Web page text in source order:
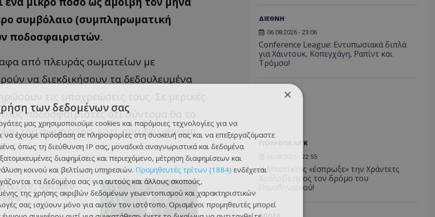
συμβόλαιο (συμπληρωματική
ποδοσφαιριστών.
από πλευράς σωματείων με
να διεκδικήσουν τα δεδουλευμένα
τις υποχρεώσεις τους. Σε μερικές
ποδοσφαιριστές ότι σύντομα θα το
του σωματείου, κάτι που δεν γίνεται
οριακό
ΔΙΕΘΝΗ
06.08.2026 - 23:06
Conference League: Εντυπωσιακά διπλά
για Χάιντουκ, Κοπεγχάγη, Ραπίντ και
Τρόμσο!
ΓΙΟΥΡΟΠΑ ΛΙΓΚ
06.08.2026 - 22:55
Η Μπεσίκτας «έσπρωξε» την Χράντετς
Κράλοβε προς τον δρόμο του
Παναθηναϊκού!
×
των δεδομένων σας
μας χρησιμοποιούμε cookies και παρόμοιες τεχνολογίες για να
να έχουμε πρόσβαση σε πληροφορίες στη συσκευή σας και να επεξεργαζόμαστε
όπως τη διεύθυνση IP σας, μοναδικά αναγνωριστικά και δεδομένα
διαφημίσεις και περιεχόμενο, μέτρηση διαφημίσεων και
κοινού και βελτίωση υπηρεσιών. Προμηθευτές τρίτων (1884) ενδέχεται
τα δεδομένα σας για αυτούς και άλλους σκοπούς,
της χρήσης ακριβών δεδομένων γεωεντοπισμού και χαρακτηριστικών
σας ισχύουν μόνο για αυτόν τον ιστότοπο. Ορισμένοι προμηθευτές μπορεί